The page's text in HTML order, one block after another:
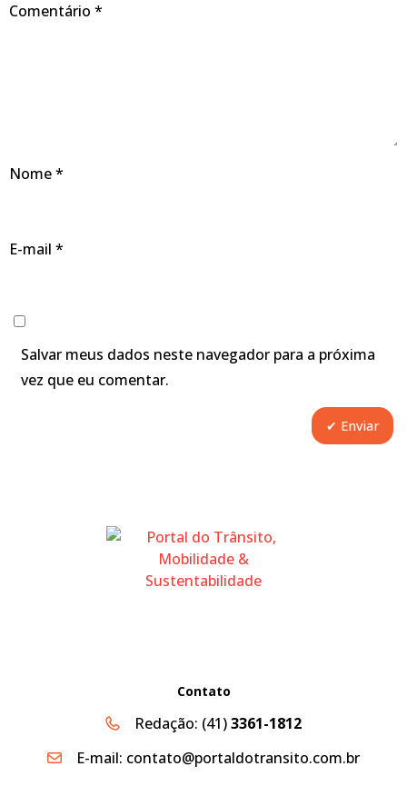
Comentário *
Nome*
E-mail *
Salvar meus dados neste navegador para a próxima
vez que eu comentar.
Contato
Redação: (41)3361-1812
E-mail: contato@portaldotransito.com.br